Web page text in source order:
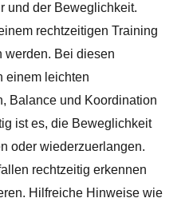
und der Beweglichkeit.
rechtzeitigen Training
werden. Bei diesen
einem leichten
Balance und Koordination
ist es, die Beweglichkeit
oder wiederzuerlangen.
rechtzeitig erkennen
Hilfreiche Hinweise wie